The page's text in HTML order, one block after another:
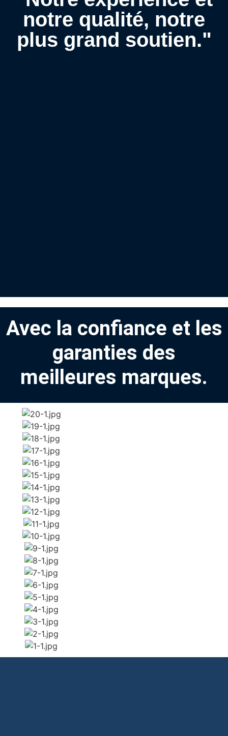
notre qualité, notre
plus grand soutien."
Avec la confiance et les
garanties des
meilleures marques.